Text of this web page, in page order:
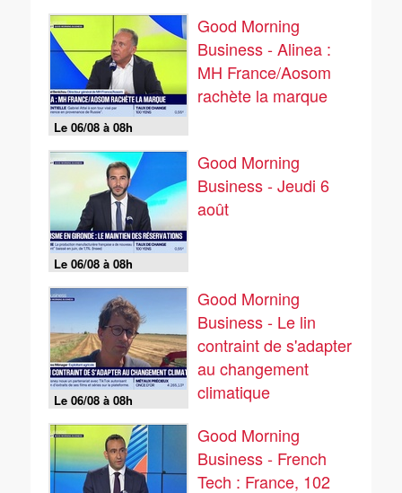
Le 06/08 à 08h
Good Morning
Business - Alinea :
MH France/Aosom
rachète la marque
Le 06/08 à 08h
Good Morning
Business - Jeudi 6
août
Le 06/08 à 08h
Good Morning
Business - Le lin
contraint de s'adapter
au changement
climatique
Good Morning
Business - French
Tech : France, 102